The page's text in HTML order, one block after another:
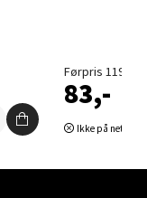
Førpris 119,-
83,-
Ikke på